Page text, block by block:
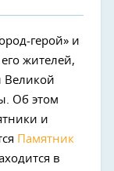
герой» и
жителей,
Великой
Об этом
и
Памятник
в